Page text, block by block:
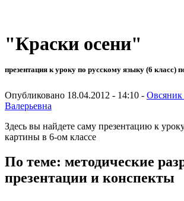
"Краски осени"
презентация к уроку по русскому языку (6 класс)
Опубликовано 18.04.2012 - 14:10 - Овсяник
Валерьевна
Здесь вы найдете саму презентацию к
картины в 6-ом классе
По теме: методические
презентации и конспекты